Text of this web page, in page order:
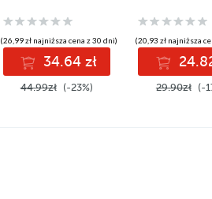
(26,99 zł najniższa cena z 30 dni)
34.64 zł
44.99zł (-23%)
(20,93 zł najniższa
29.90zł (-